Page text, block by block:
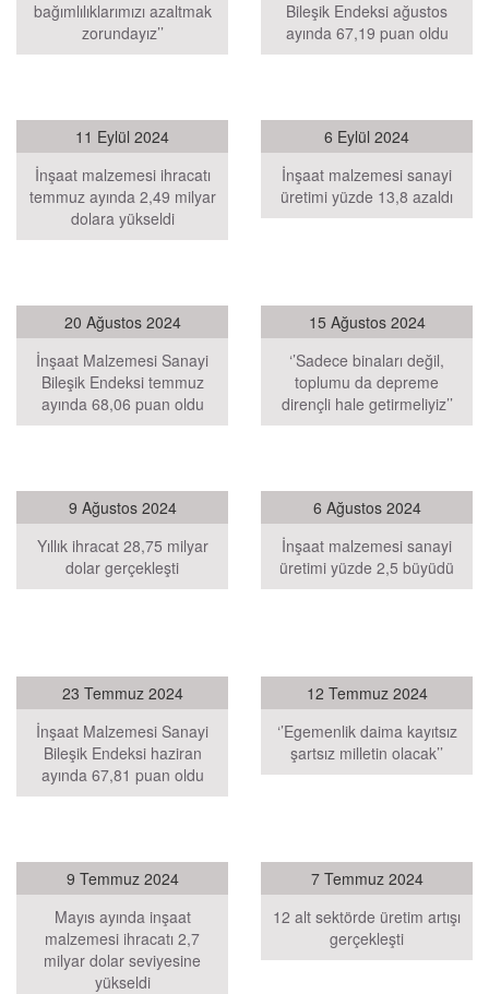
bağımlılıklarımızı azaltmak
zorundayız’’
Bileşik Endeksi ağustos
ayında 67,19 puan oldu
11 Eylül 2024
İnşaat malzemesi ihracatı
temmuz ayında 2,49 milyar
dolara yükseldi
6 Eylül 2024
İnşaat malzemesi sanayi
üretimi yüzde 13,8 azaldı
20 Ağustos 2024
İnşaat Malzemesi Sanayi
Bileşik Endeksi temmuz
ayında 68,06 puan oldu
15 Ağustos 2024
‘’Sadece binaları değil,
toplumu da depreme
dirençli hale getirmeliyiz’’
9 Ağustos 2024
Yıllık ihracat 28,75 milyar
dolar gerçekleşti
6 Ağustos 2024
İnşaat malzemesi sanayi
üretimi yüzde 2,5 büyüdü
23 Temmuz 2024
İnşaat Malzemesi Sanayi
Bileşik Endeksi haziran
ayında 67,81 puan oldu
12 Temmuz 2024
‘’Egemenlik daima kayıtsız
şartsız milletin olacak’’
9 Temmuz 2024
Mayıs ayında inşaat
malzemesi ihracatı 2,7
milyar dolar seviyesine
yükseldi
7 Temmuz 2024
12 alt sektörde üretim artışı
gerçekleşti